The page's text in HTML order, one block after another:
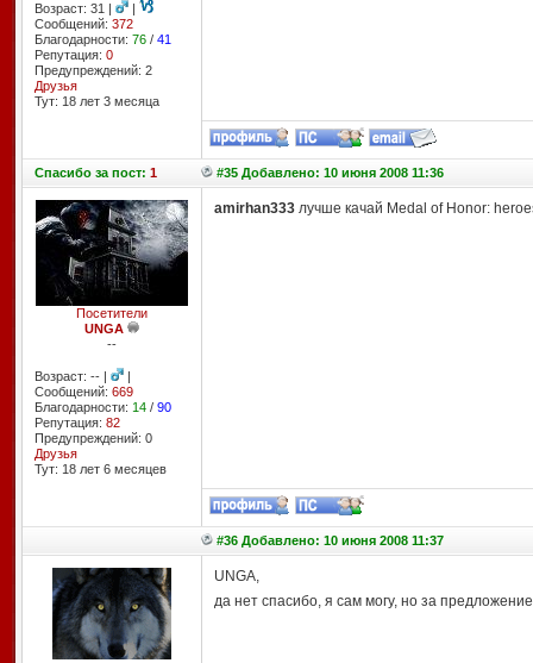
Возраст: 31 |
|
Сообщений: 372
Благодарности: 76/ 41
Репутация: 0
Предупреждений: 2
Друзья
Тут: 18 лет 3 месяцa
Спасибоза пост: 1 #35 Добавлено: 10 июня 2008 11:36
Посетители
UNGA
--
Возраст: -- |
|
Сообщений: 669
Благодарности: 14/ 90
Репутация: 82
Предупреждений: 0
Друзья
Тут: 18 лет 6 месяцев
amirhan333лучше качай Medal of Honor:
#36 Добавлено: 10 июня 2008 11:37
UNGA,
да нет спасибо, я сам могу, но за